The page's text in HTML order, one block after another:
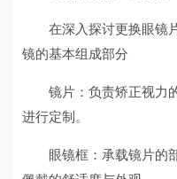
在深入探讨更换眼镜
镜的基本组成部分
镜片：负责矫正视力
进行定制。
眼镜框：承载镜片的